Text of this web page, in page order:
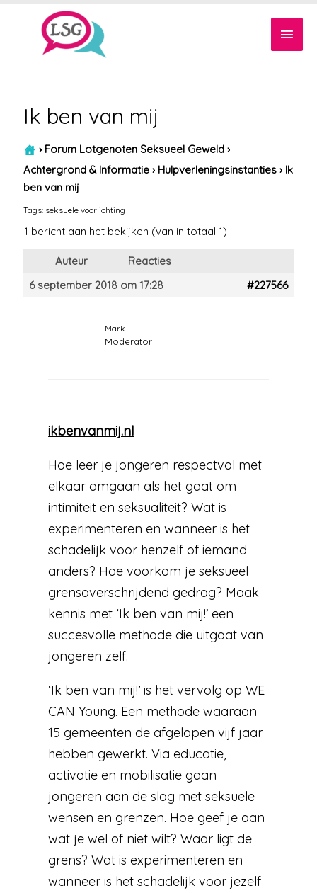
Ik ben van mij
› Forum Lotgenoten Seksueel Geweld ›
Achtergrond & Informatie › Hulpverleningsinstanties › Ik
ben van mij
Tags: seksuele voorlichting
1 bericht aan het bekijken (van in totaal 1)
Auteur
Reacties
6 september 2018 om 17:28
#227566
Mark
Moderator
ikbenvanmij.nl
Hoe leer je jongeren respectvol met
elkaar omgaan als het gaat om
intimiteit en seksualiteit? Wat is
experimenteren en wanneer is het
schadelijk voor henzelf of iemand
anders? Hoe voorkom je seksueel
grensoverschrijdend gedrag? Maak
kennis met ‘Ik ben van mij!’ een
succesvolle methode die uitgaat van
jongeren zelf.
‘Ik ben van mij!’ is het vervolg op WE
CAN Young. Een methode waaraan
15 gemeenten de afgelopen vijf jaar
hebben gewerkt. Via educatie,
activatie en mobilisatie gaan
jongeren aan de slag met seksuele
wensen en grenzen. Hoe geef je aan
wat je wel of niet wilt? Waar ligt de
grens? Wat is experimenteren en
wanneer is het schadelijk voor jezelf